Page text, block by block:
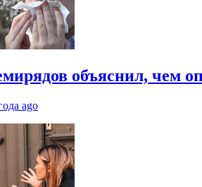
объяснил, чем
ago